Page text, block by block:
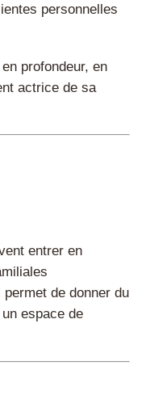
personnelles
profondeur, en
actrice de sa
entrer en
de donner du
espace de